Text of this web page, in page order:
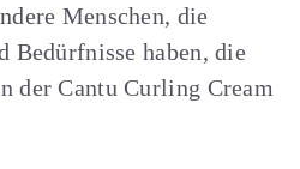
Menschen, die
Bedürfnisse haben, die
der Cantu Curling Cream